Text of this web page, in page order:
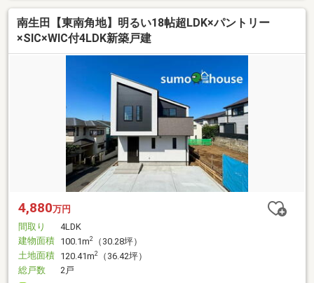
南生田【東南角地】明るい18帖超LDK×パントリー
×SIC×WIC付4LDK新築戸建
4,880万円
間取り
4LDK
建物面積 100.1m2
（30.28坪）
土地面積 120.41m2
（36.42坪）
総戸数
2戸